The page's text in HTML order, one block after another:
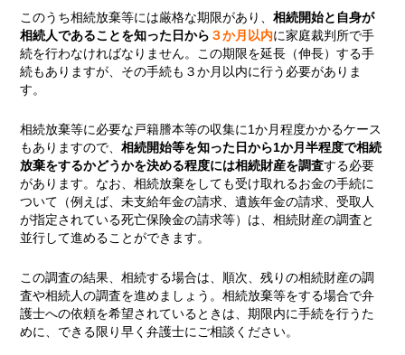
このうち相続放棄等には厳格な期限があり、相続開始と自身が
相続人であることを知った日から ３か月以内に家庭裁判所で手
続を行わなければなりません。この期限を延長（伸長）する手
続もありますが、その手続も３か月以内に行う必要がありま
す。
相続放棄等に必要な戸籍謄本等の収集に1か月程度かかるケース
もありますので、相続開始等を知った日から1か月半程度で相続
放棄をするかどうかを決める程度には相続財産を調査する必要
があります。なお、相続放棄をしても受け取れるお金の手続に
ついて（例えば、未支給年金の請求、遺族年金の請求、受取人
が指定されている死亡保険金の請求等）は、相続財産の調査と
並行して進めることができます。
この調査の結果、相続する場合は、順次、残りの相続財産の調
査や相続人の調査を進めましょう。相続放棄等をする場合で弁
護士への依頼を希望されているときは、期限内に手続を行うた
めに、できる限り早く弁護士にご相談ください。